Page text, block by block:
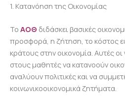
1. Κατανόηση της Οικονομίας
Το ΑΟΘ διδάσκει βασικές
προσφορά, η ζήτηση, το κόστος
κράτους στην οικονομία. Αυτές
στους μαθητές να κατανοούν
αναλύουν πολιτικές και να
κοινωνικοοικονομικά ζητήματα.